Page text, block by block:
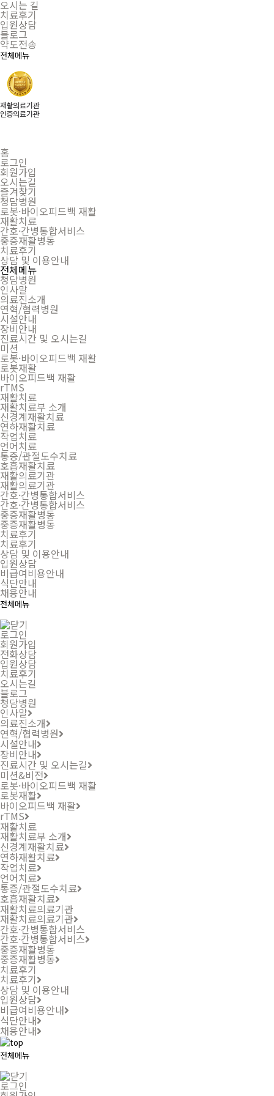
오시는 길
치료후기
입원상담
블로그
약도전송
전체메뉴
홈
로그인
회원가입
오시는길
즐겨찾기
청담병원
로봇·바이오피드백 재활
재활치료
간호·간병통합서비스
중증재활병동
치료후기
상담 및 이용안내
전체메뉴
청담병원
인사말
의료진소개
연혁/협력병원
시설안내
장비안내
진료시간 및 오시는길
미션
로봇·바이오피드백 재활
로봇재활
바이오피드백 재활
rTMS
재활치료
재활치료부 소개
신경계재활치료
연하재활치료
작업치료
언어치료
통증/관절도수치료
호흡재활치료
재활의료기관
재활의료기관
간호·간병통합서비스
간호·간병통합서비스
중증재활병동
중증재활병동
치료후기
치료후기
상담 및 이용안내
입원상담
비급여비용안내
식단안내
채용안내
전체메뉴
로그인
회원가입
전화상담
입원상담
치료후기
오시는길
블로그
청담병원
인사말
의료진소개
연혁/협력병원
시설안내
장비안내
진료시간 및 오시는길
미션&비전
로봇·바이오피드백 재활
로봇재활
바이오피드백 재활
rTMS
재활치료
재활치료부 소개
신경계재활치료
연하재활치료
작업치료
언어치료
통증/관절도수치료
호흡재활치료
재활치료의료기관
재활치료의료기관
간호·간병통합서비스
간호·간병통합서비스
중증재활병동
중증재활병동
치료후기
치료후기
상담 및 이용안내
입원상담
비급여비용안내
식단안내
채용안내
전체메뉴
로그인